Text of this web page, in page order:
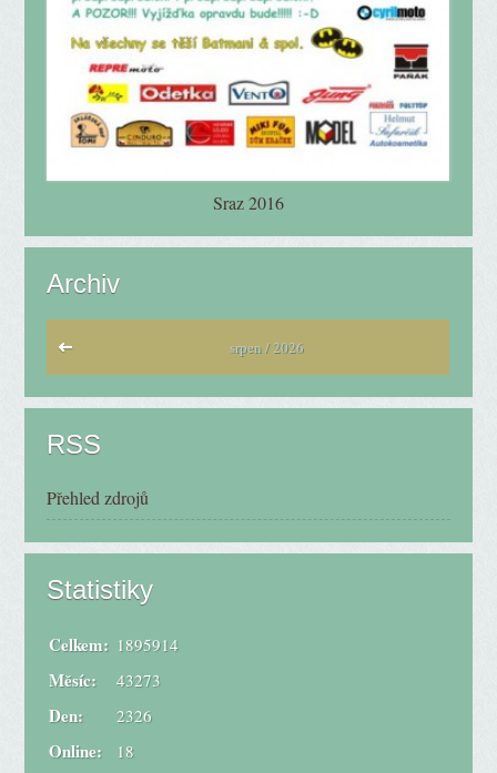
Sraz 2016
Archiv
srpen / 2026
RSS
Přehled zdrojů
Statistiky
Online: 18
Celkem: 1895914
Měsíc: 43273
Den: 2326